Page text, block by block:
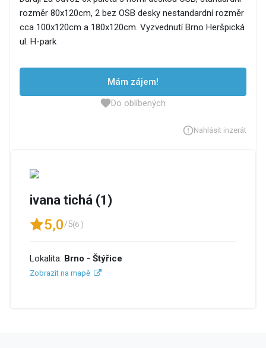
rozměr 80x120cm, 2 bez OSB desky nestandardní rozměr
cca 100x120cm a 180x120cm. Vyzvednutí Brno Heršpická
ul. H-park
Mám zájem!
Do oblíbených
Nahlásit inzerát
ivana tichá (1)
5,0/5(6 )
Lokalita: Brno - Štýřice
Zobrazit na mapě